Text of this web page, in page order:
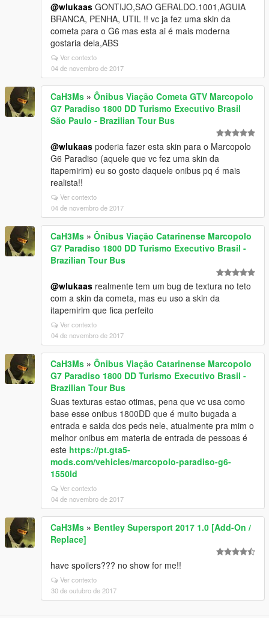
@wlukaas GONTIJO,SAO GERALDO.1001,AGUIA
BRANCA, PENHA, UTIL !! vc ja fez uma skin da
cometa para o G6 mas esta ai é mais moderna
gostaria dela,ABS
Ver contexto
04 de novembro de 2017
CaH3Ms » Ônibus Viação Cometa GTV Marcopolo
G7 Paradiso 1800 DD Turismo Executivo Brasil
São Paulo - Brazilian Tour Bus
@wlukaas poderia fazer esta skin para o Marcopolo
G6 Paradiso (aquele que vc fez uma skin da
itapemirim) eu so gosto daquele onibus pq é mais
realista!!
Ver contexto
04 de novembro de 2017
CaH3Ms » Ônibus Viação Catarinense Marcopolo
G7 Paradiso 1800 DD Turismo Executivo Brasil -
Brazilian Tour Bus
@wlukaas realmente tem um bug de textura no teto
com a skin da cometa, mas eu uso a skin da
itapemirim que fica perfeito
Ver contexto
04 de novembro de 2017
CaH3Ms » Ônibus Viação Catarinense Marcopolo
G7 Paradiso 1800 DD Turismo Executivo Brasil -
Brazilian Tour Bus
Suas texturas estao otimas, pena que vc usa como
base esse onibus 1800DD que é muito bugada a
entrada e saida dos peds nele, atualmente pra mim o
melhor onibus em materia de entrada de pessoas é
este https://pt.gta5-
mods.com/vehicles/marcopolo-paradiso-g6-
1550ld
Ver contexto
04 de novembro de 2017
CaH3Ms » Bentley Supersport 2017 1.0 [Add-On /
Replace]
have spoilers??? no show for me!!
Ver contexto
30 de outubro de 2017